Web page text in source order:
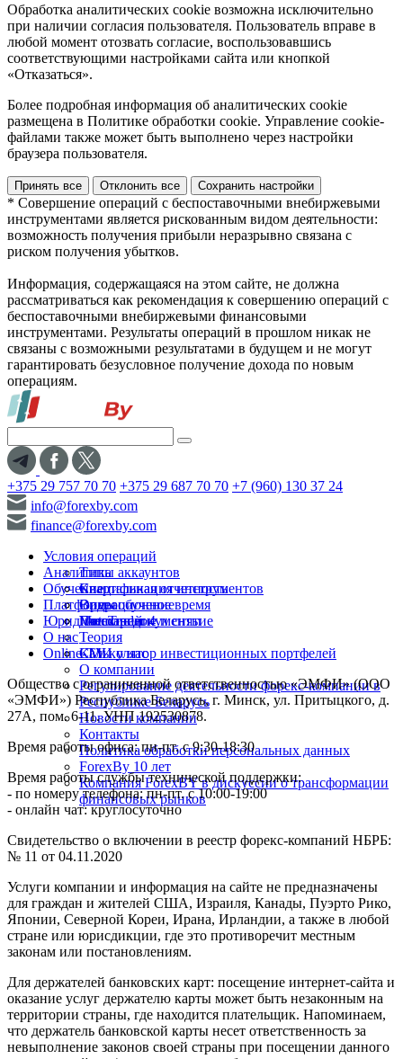
Обработка аналитических cookie возможна исключительно
при наличии согласия пользователя. Пользователь вправе в
любой момент отозвать согласие, воспользовавшись
соответствующими настройками сайта или кнопкой
«Отказаться».
Более подробная информация об аналитических cookie
размещена в Политике обработки cookie. Управление cookie-
файлами также может быть выполнено через настройки
браузера пользователя.
Принять все Отклонить все Сохранить настройки
* Совершение операций с беспоставочными внебиржевыми
инструментами является рискованным видом деятельности:
возможность получения прибыли неразрывно связана с
риском получения убытков.
Информация, содержащаяся на этом сайте, не должна
рассматриваться как рекомендация к совершению операций с
беспоставочными внебиржевыми финансовыми
инструментами. Результаты операций в прошлом никак не
связаны с возможными результатами в будущем и не могут
гарантировать безусловное получение дохода по новым
операциям.
+375 29 757 70 70 +375 29 687 70 70 +7 (960) 130 37 24
info@forexby.com
finance@forexby.com
Условия операций
Типы аккаунтов
Спецификация инструментов
Операционное время
Пополнение и снятие
Аналитика
Квартальная отчетность
Обучение
Видеообучение
Глоссарий
Теория
Калькулятор инвестиционных портфелей
Платформы
MetaTrader 4
Юридические документы
О нас
СМИ о нас
О компании
Регулирование деятельности форекс-компании в
Республике Беларусь
Новости компании
Контакты
Политика обработки персональных данных
ForexBy 10 лет
Компания ForexBY в дискуссии о трансформации
финансовых рынков
Online-TV
Общество с ограниченной ответственностью «ЭМФИ» (ООО
«ЭМФИ») Республика Беларусь, г. Минск, ул. Притыцкого, д.
27А, пом. 6-11. УНП 192530878.
Время работы офиса: пн-пт. с 9:30-18:30
Время работы службы технической поддержки:
- по номеру телефона: пн-пт. с 10:00-19:00
- онлайн чат: круглосуточно
Свидетельство о включении в реестр форекс-компаний НБРБ:
№ 11 от 04.11.2020
Услуги компании и информация на сайте не предназначены
для граждан и жителей США, Израиля, Канады, Пуэрто Рико,
Японии, Северной Кореи, Ирана, Ирландии, а также в любой
стране или юрисдикции, где это противоречит местным
законам или постановлениям.
Для держателей банковских карт: посещение интернет-сайта и
оказание услуг держателю карты может быть незаконным на
территории страны, где находится плательщик. Напоминаем,
что держатель банковской карты несет ответственность за
невыполнение законов своей страны при посещении данного